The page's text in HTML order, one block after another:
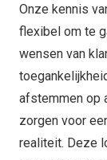
Onze kennis
flexibel om te
wensen van
afstemmen op
zorgen voor
realiteit. Deze